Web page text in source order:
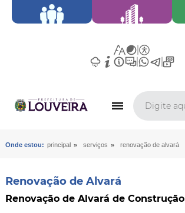
Onde estou: principal » serviços » renovação de alvará
Renovação de Alvará
Renovação de Alvará de Construção